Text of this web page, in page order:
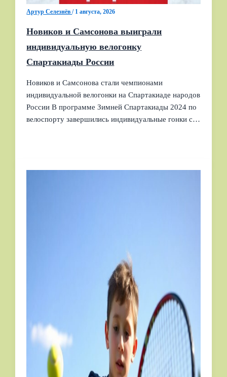
Артур Селезнёв/ 1 августа, 2026
Новиков и Самсонова выиграли
индивидуальную велогонку
Спартакиады России
Новиков и Самсонова стали чемпионами
индивидуальной велогонки на Спартакиаде народов
России В программе Зимней Спартакиады 2024 по
велоспорту завершились индивидуальные гонки с…